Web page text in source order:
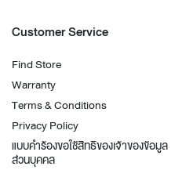
Customer Service
Find Store
Warranty
Terms & Conditions
Privacy Policy
แบบคำร้องขอใช้สิทธิของเจ้าของข้อมูล
ส่วนบุคคล